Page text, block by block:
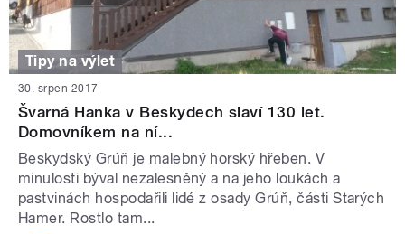
Tipy na výlet
30. srpen 2017
Švarná Hanka v Beskydech slaví 130 let.
Domovníkem na ní...
Beskydský Grúň je malebný horský hřeben. V
minulosti býval nezalesněný a na jeho loukách a
pastvinách hospodařili lidé z osady Grúň, části Starých
Hamer. Rostlo tam...